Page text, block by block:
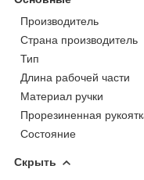
Производитель
Страна производитель
Тип
Длина рабочей части
Материал ручки
Прорезиненная
Состояние
Скрыть